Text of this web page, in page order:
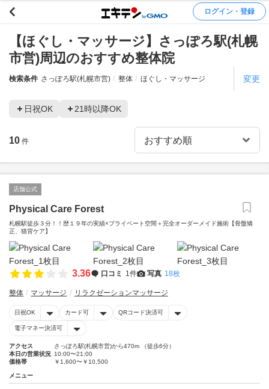
ログイン・登録
【ほぐし・マッサージ】さっぽろ駅(札幌
市営)周辺のおすすめ整体院
検索条件 さっぽろ駅(札幌市営) 整体 ほぐし・マッサージ 変更
日祝OK 21時以降OK
10 件
店舗公式
Physical Care Forest
札幌駅徒歩３分！！歴１９年の実績×プライベート空間＋完全オーダーメイド施術【骨盤矯
正、猫背ケア】
3.36 口コミ 1件 写真 18枚
整体 マッサージ リラクゼーションマッサージ
日祝OK カード可 QRコード決済可
電子マネー決済可
アクセス
さっぽろ駅(札幌市営)から470m （徒歩6分）
本日の営業状況 10:00〜21:00
価格帯
￥1,600〜￥10,500
メニュー